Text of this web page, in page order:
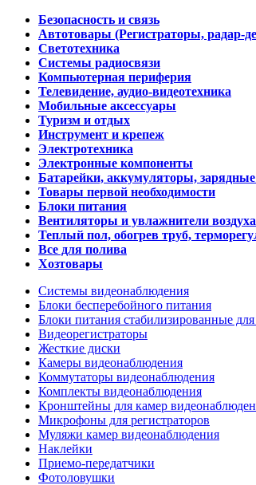
Безопасность и связь
Автотовары (Регистраторы, радар-
Светотехника
Системы радиосвязи
Компьютерная периферия
Телевидение, аудио-видеотехника
Мобильные аксессуары
Туризм и отдых
Инструмент и крепеж
Электротехника
Электронные компоненты
Батарейки, аккумуляторы, зарядные
Товары первой необходимости
Блоки питания
Вентиляторы и увлажнители воздуха
Теплый пол, обогрев труб,
Все для полива
Хозтовары
Системы видеонаблюдения
Блоки бесперебойного питания
Блоки питания стабилизированные
Видеорегистраторы
Жесткие диски
Камеры видеонаблюдения
Коммутаторы видеонаблюдения
Комплекты видеонаблюдения
Кронштейны для камер
Микрофоны для регистраторов
Муляжи камер видеонаблюдения
Наклейки
Приемо-передатчики
Фотоловушки